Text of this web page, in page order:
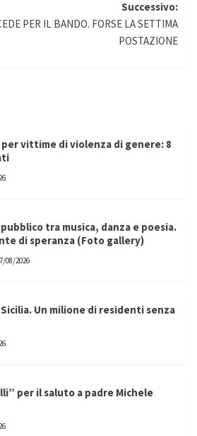
Successivo:
PER IL BANDO. FORSE LA SETTIMA
POSTAZIONE
vittime di violenza di genere: 8
tra musica, danza e poesia.
di speranza (Foto gallery)
08/2026
Un milione di residenti senza
per il saluto a padre Michele